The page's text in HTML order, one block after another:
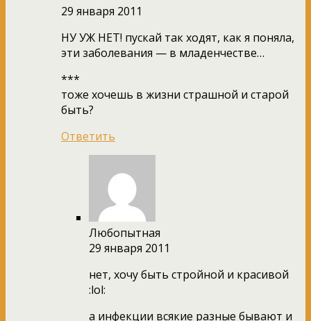
29 января 2011
НУ УЖ НЕТ! пускай так ходят, как я поняла,
эти заболевания — в младенчестве…
***
тоже хочешь в жизни страшной и старой
быть?
Ответить
Любопытная
29 января 2011
нет, хочу быть стройной и красивой
:lol:
а инфекции всякие разные бывают и